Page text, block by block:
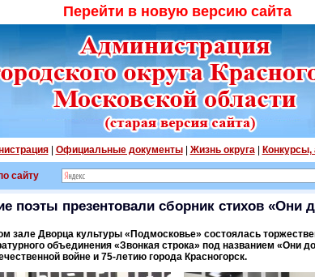
Перейти в новую версию сайта
| Официальные документы| Жизнь округа|
сайту
поэты презентовали сборник стихов
зале Дворца культуры «Подмосковье» состоялась
объединения «Звонкая строка» под названием
войне и 75-летию города Красногорск.